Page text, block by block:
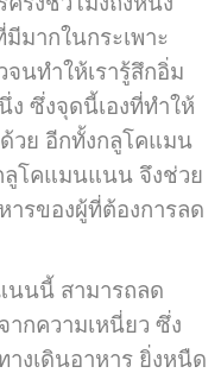
มากในกระเพาะ
จนทำให้เรารู้สึกอิ่ม
ง ซึ่งจุดนี้เองที่ทำให้
วย อีกทั้งกลูโคแมน
โคแมนแนน จึงช่วย
รของผู้ที่ต้องการลด
นี้ สามารถลด
ากความเหนี่ยว ซึ่ง
งเดินอาหาร ยิ่งหนืด